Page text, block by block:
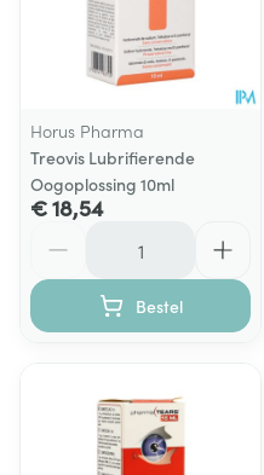
Horus Pharma
Treovis Lubrifierende
Oogoplossing 10ml
€ 18,54
Bestel